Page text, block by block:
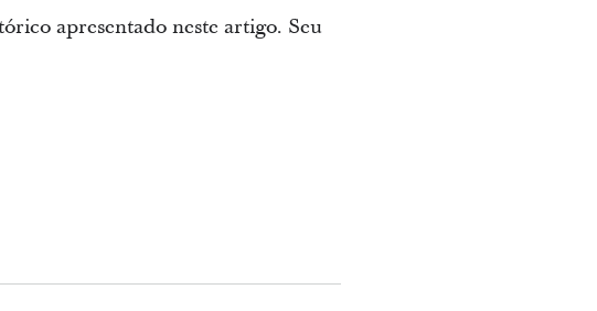
apresentado neste artigo. Seu